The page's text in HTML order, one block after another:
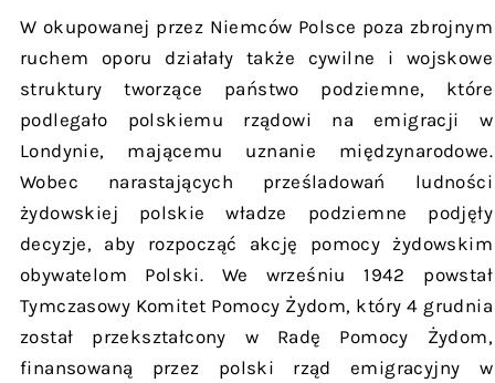
W okupowanej przez Niemców Polsce poza zbrojnym
ruchem oporu działały także cywilne i wojskowe
struktury tworzące państwo podziemne, które
podlegało polskiemu rządowi na emigracji w
Londynie, mającemu uznanie międzynarodowe.
Wobec narastających prześladowań ludności
żydowskiej polskie władze podziemne podjęły
decyzje, aby rozpocząć akcję pomocy żydowskim
obywatelom Polski. We wrześniu 1942 powstał
Tymczasowy Komitet Pomocy Żydom, który 4 grudnia
został przekształcony w Radę Pomocy Żydom,
finansowaną przez polski rząd emigracyjny w